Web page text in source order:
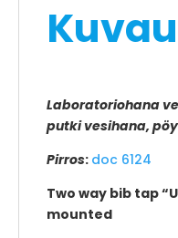
Laboratoriohana
putki vesihana,
Pirros: doc 6124
Two way bib tap
mounted